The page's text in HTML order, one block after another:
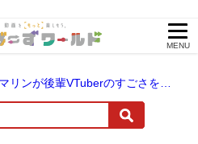
MENU